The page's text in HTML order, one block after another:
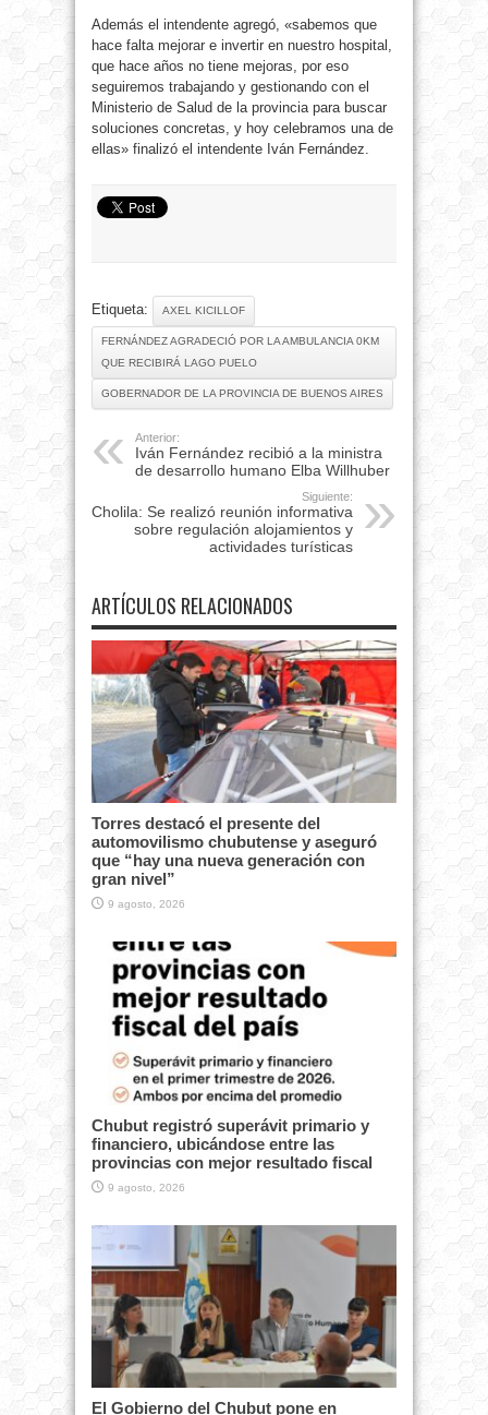
Además el intendente agregó, «sabemos que
hace falta mejorar e invertir en nuestro hospital,
que hace años no tiene mejoras, por eso
seguiremos trabajando y gestionando con el
Ministerio de Salud de la provincia para buscar
soluciones concretas, y hoy celebramos una de
ellas» finalizó el intendente Iván Fernández.
Etiqueta: AXEL KICILLOF
FERNÁNDEZ AGRADECIÓ POR LA AMBULANCIA 0KM
QUE RECIBIRÁ LAGO PUELO
GOBERNADOR DE LA PROVINCIA DE BUENOS AIRES
Anterior:
Iván Fernández recibió a la ministra
de desarrollo humano Elba Willhuber
Siguiente:
Cholila: Se realizó reunión informativa
sobre regulación alojamientos y
actividades turísticas
ARTÍCULOS RELACIONADOS
Torres destacó el presente del
automovilismo chubutense y aseguró
que “hay una nueva generación con
gran nivel”
9 agosto, 2026
Chubut registró superávit primario y
financiero, ubicándose entre las
provincias con mejor resultado fiscal
9 agosto, 2026
El Gobierno del Chubut pone en